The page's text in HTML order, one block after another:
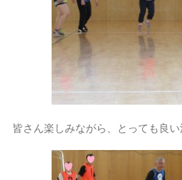
皆さん楽しみながら、とっても良